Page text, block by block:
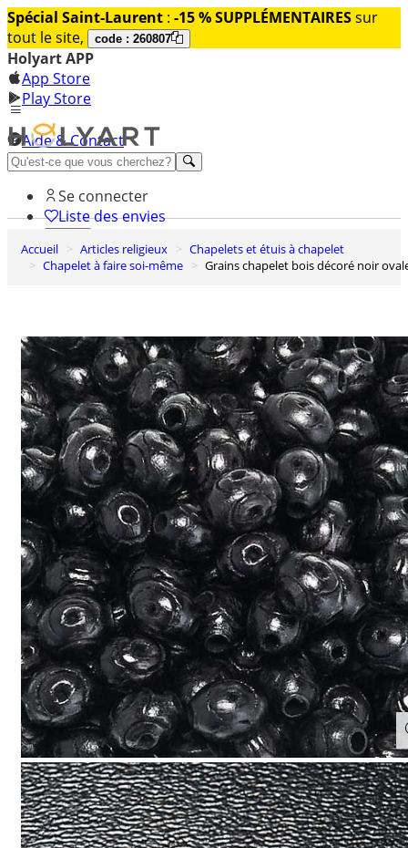
Spécial Saint-Laurent : -15 % SUPPLÉMENTAIRESsur
tout le site,
code : 260807
Holyart APP
App Store
Play Store
Aide & Contact
Découvrez Premium
Se connecter
Liste des envies
0
Panier
Accueil Articles religieux
Chapelets et étuis à chapelet
Chapelet à faire soi-même
Grains chapelet bois décoré noir